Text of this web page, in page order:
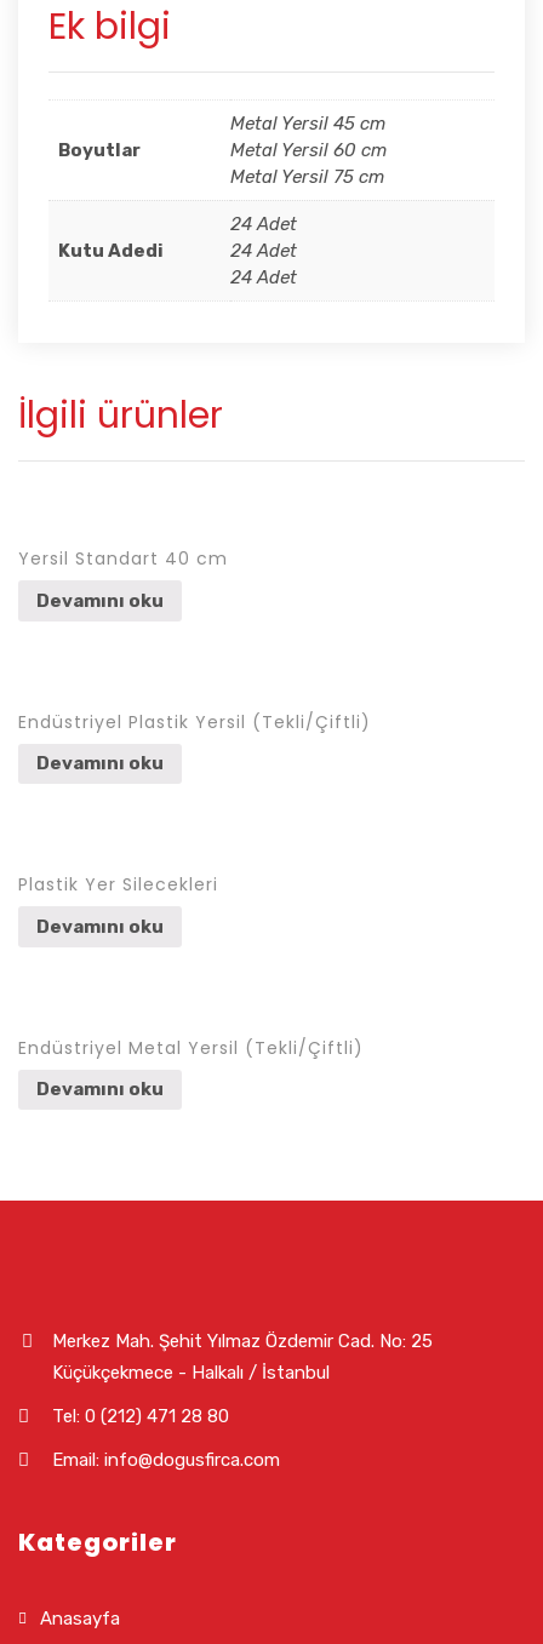
Ek bilgi
Boyutlar
Metal Yersil 45 cm
Metal Yersil 60 cm
Metal Yersil 75 cm
Kutu Adedi
24 Adet
24 Adet
24 Adet
İlgili ürünler
Yersil Standart 40 cm
Devamını oku
Endüstriyel Plastik Yersil (Tekli/Çiftli)
Devamını oku
Plastik Yer Silecekleri
Devamını oku
Endüstriyel Metal Yersil (Tekli/Çiftli)
Devamını oku
Merkez Mah. Şehit Yılmaz Özdemir Cad. No: 25
Küçükçekmece - Halkalı / İstanbul
Tel: 0 (212) 471 28 80
Email: info@dogusfirca.com
Kategoriler
Anasayfa